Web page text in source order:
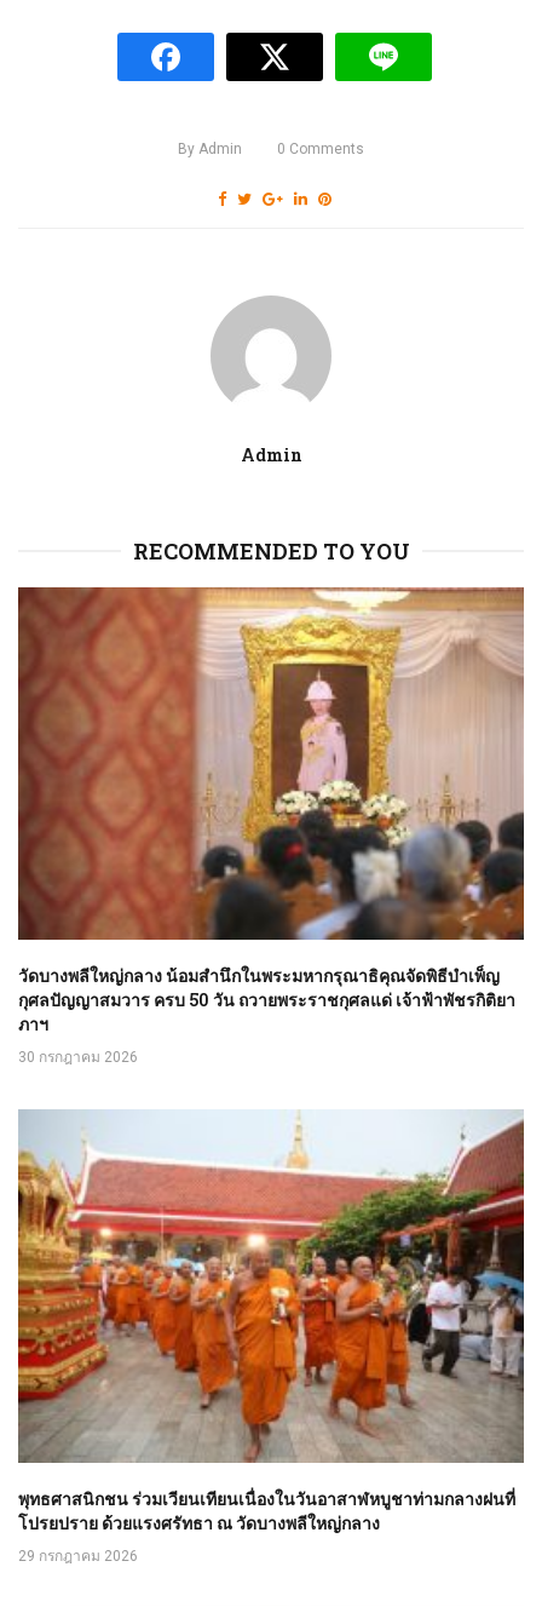
By Admin 0 Comments
Admin
RECOMMENDED TO YOU
วัดบางพลีใหญ่กลาง น้อมสำนึกในพระมหากรุณาธิคุณจัดพิธีบำเพ็ญ
กุศลปัญญาสมวาร ครบ 50 วัน ถวายพระราชกุศลแด่ เจ้าฟ้าพัชรกิติยา
ภาฯ
30 กรกฎาคม 2026
พุทธศาสนิกชน ร่วมเวียนเทียนเนื่องในวันอาสาฬหบูชาท่ามกลางฝนที่
โปรยปราย ด้วยแรงศรัทธา ณ วัดบางพลีใหญ่กลาง
29 กรกฎาคม 2026